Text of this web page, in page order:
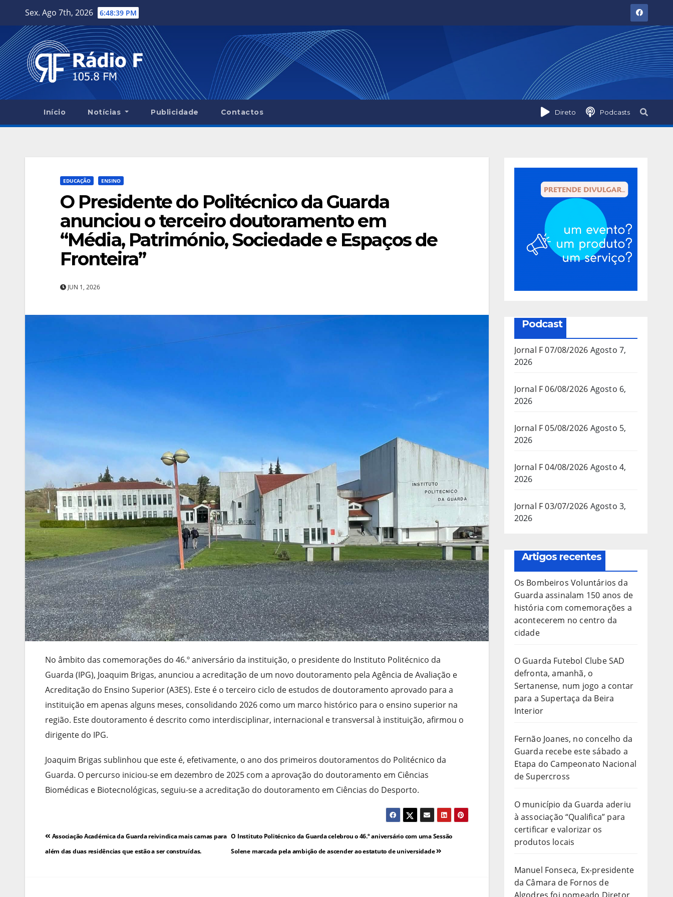
content
Sex. Ago 7th, 2026 6:48:40 PM
Direto Podcasts
Início Notícias Publicidade Contactos
EDUCAÇÃO ENSINO
O Presidente do Politécnico da Guarda
anunciou o terceiro doutoramento em
“Média, Património, Sociedade e Espaços de
Fronteira”
JUN 1, 2026
No âmbito das comemorações do 46.º aniversário da instituição, o presidente do Instituto Politécnico da
Guarda (IPG), Joaquim Brigas, anunciou a acreditação de um novo doutoramento pela Agência de Avaliação e
Acreditação do Ensino Superior (A3ES). Este é o terceiro ciclo de estudos de doutoramento aprovado para a
instituição em apenas alguns meses, consolidando 2026 como um marco histórico para o ensino superior na
região. Este doutoramento é descrito como interdisciplinar, internacional e transversal à instituição, afirmou o
dirigente do IPG.
Joaquim Brigas sublinhou que este é, efetivamente, o ano dos primeiros doutoramentos do Politécnico da
Guarda. O percurso iniciou-se em dezembro de 2025 com a aprovação do doutoramento em Ciências
Biomédicas e Biotecnológicas, seguiu-se a acreditação do doutoramento em Ciências do Desporto.
Navegação
de
O Instituto Politécnico da Guarda celebrou o 46.º aniversário com uma Sessão
Solene marcada pela ambição de ascender ao estatuto de universidade
Associação Académica da Guarda reivindica mais camas para
além das duas residências que estão a ser construídas.
Podcast
Jornal F 07/08/2026 Agosto 7,
2026
Jornal F 06/08/2026 Agosto 6,
2026
Jornal F 05/08/2026 Agosto 5,
2026
Jornal F 04/08/2026 Agosto 4,
2026
Jornal F 03/07/2026 Agosto 3,
2026
Artigos recentes
Os Bombeiros Voluntários da
Guarda assinalam 150 anos de
história com comemorações a
acontecerem no centro da
cidade
O Guarda Futebol Clube SAD
defronta, amanhã, o
Sertanense, num jogo a contar
para a Supertaça da Beira
Interior
Fernão Joanes, no concelho da
Guarda recebe este sábado a
Etapa do Campeonato Nacional
de Supercross
O município da Guarda aderiu
à associação “Qualifica” para
certificar e valorizar os
produtos locais
Manuel Fonseca, Ex-presidente
da Câmara de Fornos de